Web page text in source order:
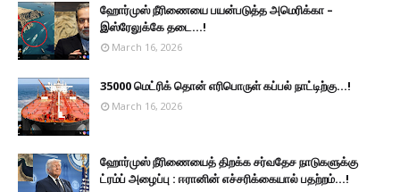
ஹோர்முஸ் நீரிணையை பயன்படுத்த அமெரிக்கா –
இஸ்ரேலுக்கே தடை...!
March 16, 2026
35000 மெட்ரிக் தொன் எரிபொருள் கப்பல் நாட்டிற்கு...!
March 16, 2026
ஹோர்முஸ் நீரிணையைத் திறக்க சர்வதேச நாடுகளுக்கு
ட்ரம்ப் அழைப்பு : ஈரானின் எச்சரிக்கையால் பதற்றம்...!